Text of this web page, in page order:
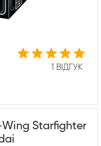
1 ВІДГУК
Wing Starfighter